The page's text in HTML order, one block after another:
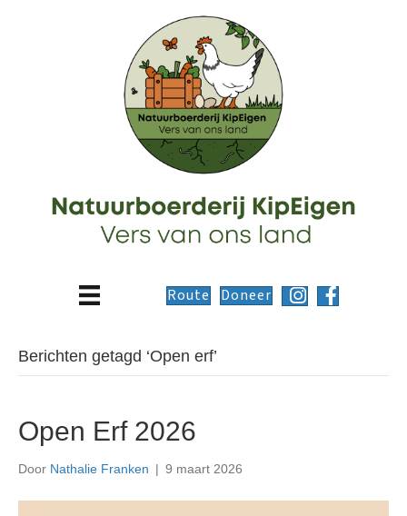
Route Doneer
Berichten getagd ‘Open erf’
Open Erf 2026
Door Nathalie Franken | 9 maart 2026